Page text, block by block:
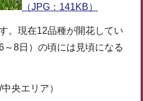
（JPG：141KB）
。現在12品種が開花してい
～8日）の頃には見頃になる
中央エリア）